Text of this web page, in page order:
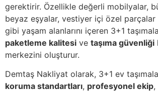
gerektirir. Özellikle değerli mobilyalar,
beyaz eşyalar, vestiyer içi özel parçalar
gibi yaşam alanlarını içeren 3+1
paketleme kalitesi ve taşıma güvenliği
merkezini oluşturur.
Demtaş Nakliyat olarak, 3+1 ev
koruma standartları, profesyonel ekip,